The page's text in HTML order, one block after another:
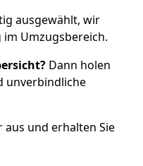
ausgewählt, wir
im Umzugsbereich.
Dann holen
unverbindliche
aus und erhalten Sie